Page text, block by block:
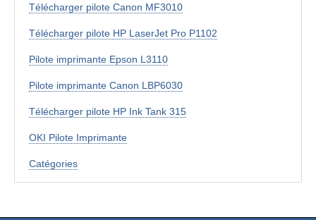
Télécharger pilote Canon MF3010
Télécharger pilote HP LaserJet Pro P1102
Pilote imprimante Epson L3110
Pilote imprimante Canon LBP6030
Télécharger pilote HP Ink Tank 315
OKI Pilote Imprimante
Catégories